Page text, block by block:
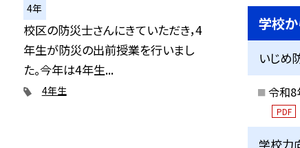
4年
校区の防災士さんにきていただき，4
年生が防災の出前授業を行いまし
た。今年は4年生...
4年生
学校
いじめ
令和
PDF
学校力